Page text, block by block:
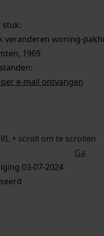
stuk:
veranderen woning-
1969
e-mail ontvangen
+ scroll om te scrollen
Ga
03-07-2024